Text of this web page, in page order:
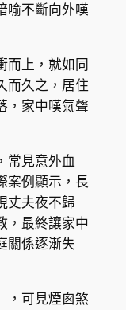
喻不斷向外嘆
而上，就如同
而久之，居住
，家中嘆氣聲
常見意外血
案例顯示，長
丈夫夜不歸
，最終讓家中
關係逐漸失
，可見煙囪煞